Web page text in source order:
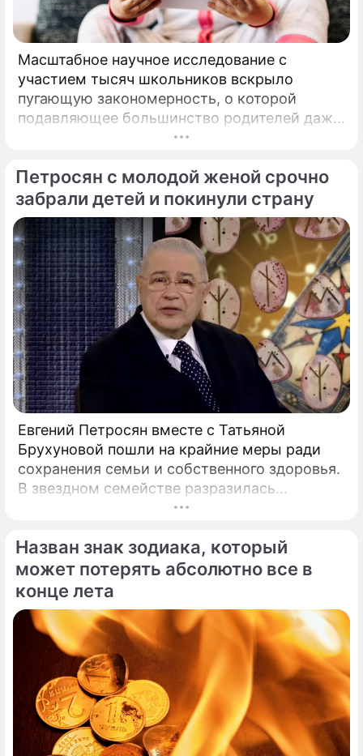
Масштабное научное исследование с
участием тысяч школьников вскрыло
пугающую закономерность, о которой
подавляющее большинство родителей даже
не догадывалось. Привычка дарить ребенку
социальным сетям в младшем
подростковом возрасте обворачивается
скрытым провалом в учебе.
Петросян с молодой женой срочно
забрали детей и покинули страну
Евгений Петросян вместе с Татьяной
Брухуновой пошли на крайние меры ради
сохранения семьи и собственного здоровья.
В звездном семействе разразилась
настоящая тихая драма, которая вынудила
Назван знак зодиака, который
может потерять абсолютно все в
конце лета